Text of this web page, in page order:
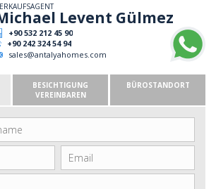
Levent Gülmez
+90 532 212 45 90
+90 242 324 54 94
sales@antalyahomes.com
BESICHTIGUNG
VEREINBAREN
BÜROSTANDORT